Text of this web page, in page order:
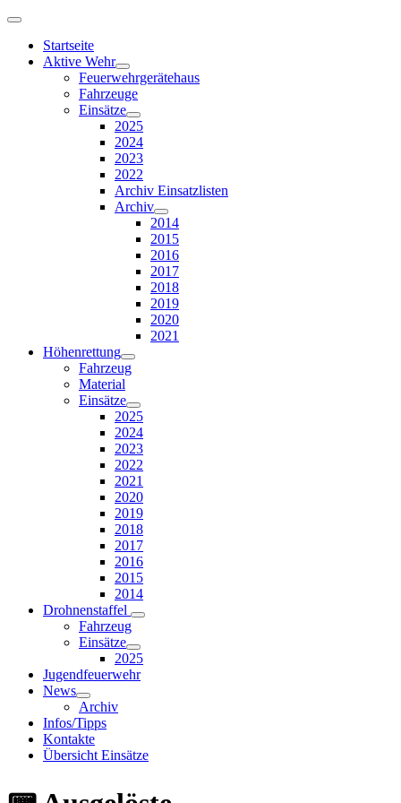
Startseite
Aktive Wehr
Feuerwehrgerätehaus
Fahrzeuge
Einsätze
2025
2024
2023
2022
Archiv Einsatzlisten
Archiv
2014
2015
2016
2017
2018
2019
2020
2021
Höhenrettung
Fahrzeug
Material
Einsätze
2025
2024
2023
2022
2021
2020
2019
2018
2017
2016
2015
2014
Drohnenstaffel
Fahrzeug
Einsätze
2025
Jugendfeuerwehr
News
Archiv
Infos/Tipps
Kontakte
Übersicht Einsätze